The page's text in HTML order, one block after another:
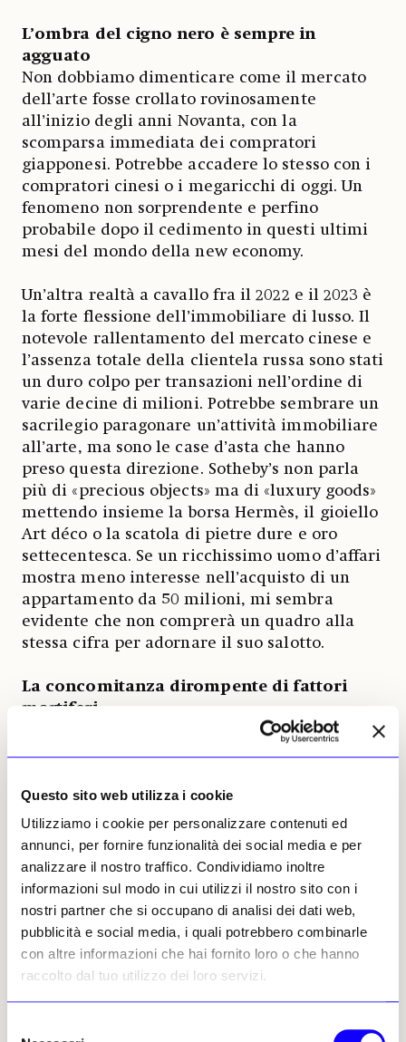
Questo sito web utilizza i cookie
Utilizziamo i cookie per personalizzare contenuti ed
annunci, per fornire funzionalità dei social media e per
analizzare il nostro traffico. Condividiamo inoltre
informazioni sul modo in cui utilizzi il nostro sito con i
nostri partner che si occupano di analisi dei dati web,
pubblicità e social media, i quali potrebbero combinarle
con altre informazioni che hai fornito loro o che hanno
raccolto dal tuo utilizzo dei loro servizi.
L’ombra del cigno nero è sempre in
agguato
Non dobbiamo dimenticare come il mercato
dell’arte fosse crollato rovinosamente
all’inizio degli anni Novanta, con la
scomparsa immediata dei compratori
giapponesi. Potrebbe accadere lo stesso con i
compratori cinesi o i megaricchi di oggi. Un
fenomeno non sorprendente e perfino
probabile dopo il cedimento in questi ultimi
mesi del mondo della new economy.
Un’altra realtà a cavallo fra il 2022 e il 2023 è
la forte flessione dell’immobiliare di lusso. Il
notevole rallentamento del mercato cinese e
l’assenza totale della clientela russa sono stati
un duro colpo per transazioni nell’ordine di
varie decine di milioni. Potrebbe sembrare un
sacrilegio paragonare un’attività immobiliare
all’arte, ma sono le case d’asta che hanno
preso questa direzione. Sotheby’s non parla
più di «precious objects» ma di «luxury goods»
mettendo insieme la borsa Hermès, il gioiello
Art déco o la scatola di pietre dure e oro
settecentesca. Se un ricchissimo uomo d’affari
mostra meno interesse nell’acquisto di un
appartamento da 50 milioni, mi sembra
evidente che non comprerà un quadro alla
stessa cifra per adornare il suo salotto.
La concomitanza dirompente di fattori
mortiferi
Come già menzionato, la ripartizione
totalmente da dimenticare per anni, con la
guerra d’invasione dell’Ucraina. In Cina era
prevista una crescita dell’8% e invece non si sa
se supererà il 3% per colpa della politica di
gestione del Covid da parte del Governo.
Sembra che finalmente sia previsto un
allentamento delle restrizioni, ma il danno
prodotto finora necessiterà di lunghi mesi per
essere superato. La Brexit dimostra di essere
totalmente il mercato dell’arte, nello